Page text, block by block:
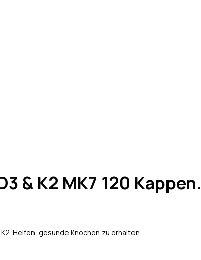
& K2 MK7 120 Kappen.
Helfen, gesunde Knochen zu erhalten.